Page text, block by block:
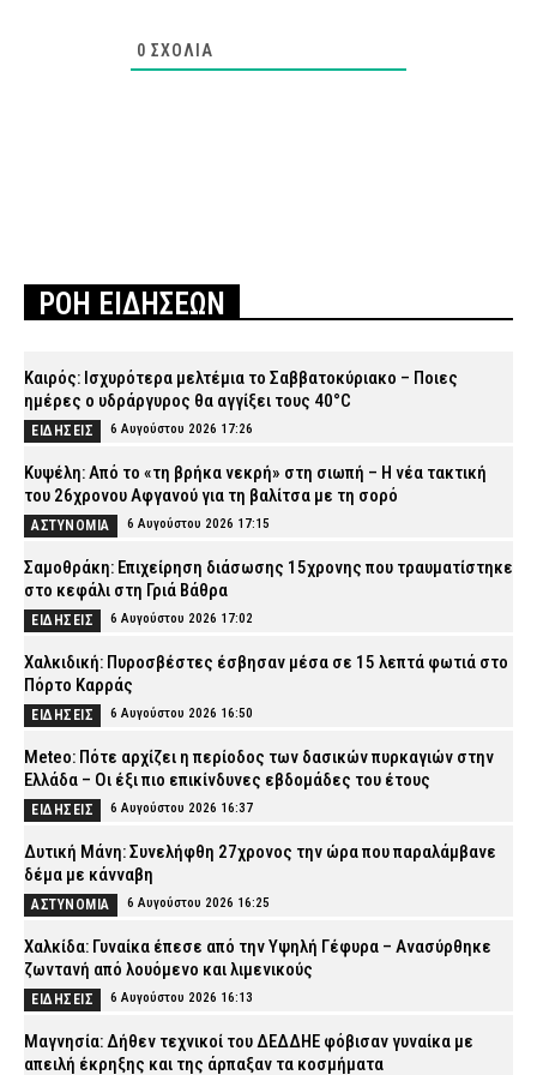
0 ΣΧΌΛΙΑ
ΡΟΗ ΕΙΔΗΣΕΩΝ
Καιρός: Ισχυρότερα μελτέμια το Σαββατοκύριακο – Ποιες
ημέρες ο υδράργυρος θα αγγίξει τους 40°C
ΕΙΔΗΣΕΙΣ 6 Αυγούστου 2026 17:26
Κυψέλη: Από το «τη βρήκα νεκρή» στη σιωπή – Η νέα τακτική
του 26χρονου Αφγανού για τη βαλίτσα με τη σορό
ΑΣΤΥΝΟΜΙΑ 6 Αυγούστου 2026 17:15
Σαμοθράκη: Επιχείρηση διάσωσης 15χρονης που τραυματίστηκε
στο κεφάλι στη Γριά Βάθρα
ΕΙΔΗΣΕΙΣ 6 Αυγούστου 2026 17:02
Χαλκιδική: Πυροσβέστες έσβησαν μέσα σε 15 λεπτά φωτιά στο
Πόρτο Καρράς
ΕΙΔΗΣΕΙΣ 6 Αυγούστου 2026 16:50
Meteo: Πότε αρχίζει η περίοδος των δασικών πυρκαγιών στην
Ελλάδα – Οι έξι πιο επικίνδυνες εβδομάδες του έτους
ΕΙΔΗΣΕΙΣ 6 Αυγούστου 2026 16:37
Δυτική Μάνη: Συνελήφθη 27χρονος την ώρα που παραλάμβανε
δέμα με κάνναβη
ΑΣΤΥΝΟΜΙΑ 6 Αυγούστου 2026 16:25
Χαλκίδα: Γυναίκα έπεσε από την Υψηλή Γέφυρα – Ανασύρθηκε
ζωντανή από λουόμενο και λιμενικούς
ΕΙΔΗΣΕΙΣ 6 Αυγούστου 2026 16:13
Μαγνησία: Δήθεν τεχνικοί του ΔΕΔΔΗΕ φόβισαν γυναίκα με
απειλή έκρηξης και της άρπαξαν τα κοσμήματα